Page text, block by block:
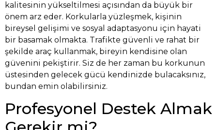
kalitesinin yükseltilmesi açısından da büyük bir
önem arz eder. Korkularla yüzleşmek, kişinin
bireysel gelişimi ve sosyal adaptasyonu için hayati
bir basamak olmakta. Trafikte güvenli ve rahat bir
şekilde araç kullanmak, bireyin kendisine olan
güvenini pekiştirir. Siz de her zaman bu korkunun
üstesinden gelecek gücü kendinizde bulacaksınız,
bundan emin olabilirsiniz.
Profesyonel Destek Almak